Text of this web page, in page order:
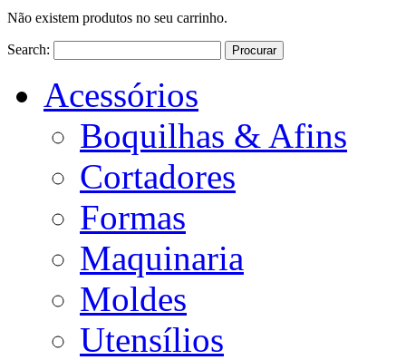
Não existem produtos no seu carrinho.
Search: Procurar
Acessórios
Boquilhas & Afins
Cortadores
Formas
Maquinaria
Moldes
Utensílios